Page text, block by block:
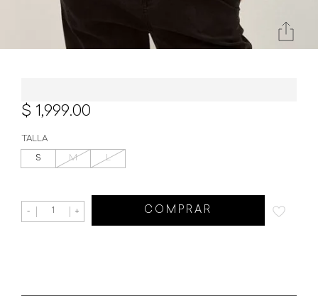
1,999.00
TALLA
S M L
+
- COMPRAR